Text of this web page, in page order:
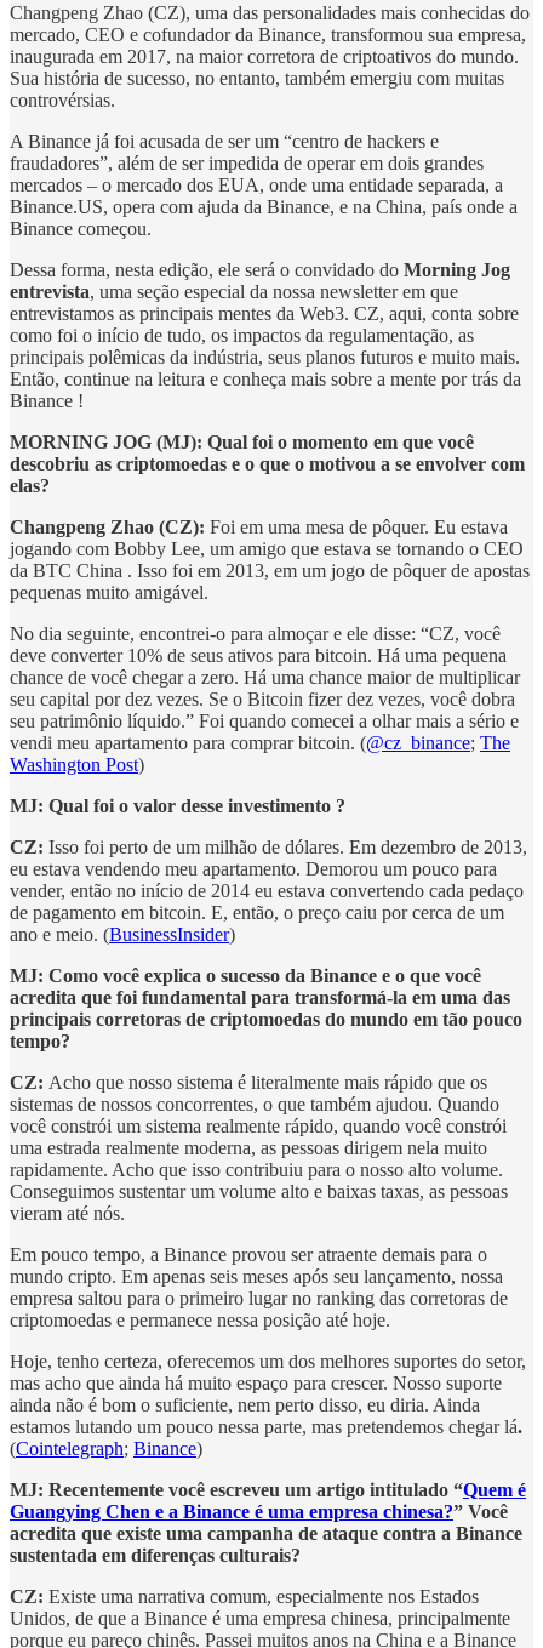
Changpeng Zhao (CZ), uma das personalidades mais conhecidas do
mercado, CEO e cofundador da Binance, transformou sua empresa,
inaugurada em 2017, na maior corretora de criptoativos do mundo.
Sua história de sucesso, no entanto, também emergiu com muitas
controvérsias.
A Binance já foi acusada de ser um “centro de hackers e
fraudadores”, além de ser impedida de operar em dois grandes
mercados – o mercado dos EUA, onde uma entidade separada, a
Binance.US, opera com ajuda da Binance, e na China, país onde a
Binance começou.
Dessa forma, nesta edição, ele será o convidado do Morning Jog
entrevista, uma seção especial da nossa newsletter em que
entrevistamos as principais mentes da Web3. CZ, aqui, conta sobre
como foi o início de tudo, os impactos da regulamentação, as
principais polêmicas da indústria, seus planos futuros e muito mais.
Então, continue na leitura e conheça mais sobre a mente por trás da
Binance !
MORNING JOG (MJ): Qual foi o momento em que você
descobriu as criptomoedas e o que o motivou a se envolver com
elas?
Changpeng Zhao (CZ): Foi em uma mesa de pôquer. Eu estava
jogando com Bobby Lee, um amigo que estava se tornando o CEO
da BTC China . Isso foi em 2013, em um jogo de pôquer de apostas
pequenas muito amigável.
No dia seguinte, encontrei-o para almoçar e ele disse: “CZ, você
deve converter 10% de seus ativos para bitcoin. Há uma pequena
chance de você chegar a zero. Há uma chance maior de multiplicar
seu capital por dez vezes. Se o Bitcoin fizer dez vezes, você dobra
seu patrimônio líquido.” Foi quando comecei a olhar mais a sério e
vendi meu apartamento para comprar bitcoin. (@cz_binance; The
Washington Post)
MJ: Qual foi o valor desse investimento ?
CZ: Isso foi perto de um milhão de dólares. Em dezembro de 2013,
eu estava vendendo meu apartamento. Demorou um pouco para
vender, então no início de 2014 eu estava convertendo cada pedaço
de pagamento em bitcoin. E, então, o preço caiu por cerca de um
ano e meio. (BusinessInsider)
MJ: Como você explica o sucesso da Binance e o que você
acredita que foi fundamental para transformá-la em uma das
principais corretoras de criptomoedas do mundo em tão pouco
tempo?
CZ: Acho que nosso sistema é literalmente mais rápido que os
sistemas de nossos concorrentes, o que também ajudou. Quando
você constrói um sistema realmente rápido, quando você constrói
uma estrada realmente moderna, as pessoas dirigem nela muito
rapidamente. Acho que isso contribuiu para o nosso alto volume.
Conseguimos sustentar um volume alto e baixas taxas, as pessoas
vieram até nós.
Em pouco tempo, a Binance provou ser atraente demais para o
mundo cripto. Em apenas seis meses após seu lançamento, nossa
empresa saltou para o primeiro lugar no ranking das corretoras de
criptomoedas e permanece nessa posição até hoje.
Hoje, tenho certeza, oferecemos um dos melhores suportes do setor,
mas acho que ainda há muito espaço para crescer. Nosso suporte
ainda não é bom o suficiente, nem perto disso, eu diria. Ainda
estamos lutando um pouco nessa parte, mas pretendemos chegar lá.
(Cointelegraph; Binance)
MJ: Recentemente você escreveu um artigo intitulado “Quem é
Guangying Chen e a Binance é uma empresa chinesa?” Você
acredita que existe uma campanha de ataque contra a Binance
sustentada em diferenças culturais?
CZ: Existe uma narrativa comum, especialmente nos Estados
Unidos, de que a Binance é uma empresa chinesa, principalmente
porque eu pareço chinês. Passei muitos anos na China e a Binance